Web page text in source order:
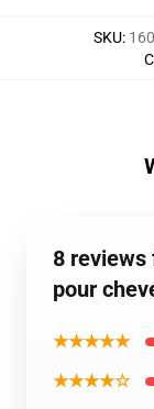
SKU:
8
pour
★★★★★
★★★★☆